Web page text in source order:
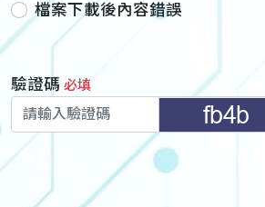
檔案下載後內容錯誤
驗證碼 必填